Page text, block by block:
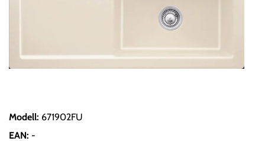
Modell: 671902FU
EAN: -